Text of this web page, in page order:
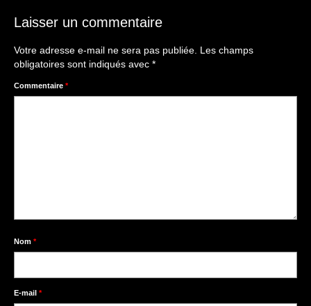
Laisser un commentaire
Votre adresse e-mail ne sera pas publiée. Les champs
obligatoires sont indiqués avec *
Commentaire *
Nom *
E-mail *